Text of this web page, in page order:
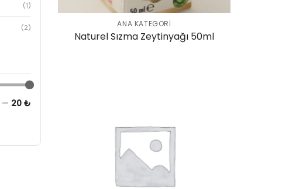
(1)
(2)
— 20 ₺
ANA KATEGORI
Naturel Sızma Zeytinyağı 50ml